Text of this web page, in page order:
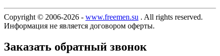
Copyright © 2006-2026 - www.freemen.su . All rights reserved.
Информация не является договором оферты.
Заказать обратный звонок